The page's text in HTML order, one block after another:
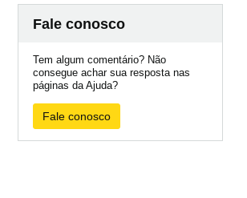
Fale conosco
Tem algum comentário? Não
consegue achar sua resposta nas
páginas da Ajuda?
Fale conosco